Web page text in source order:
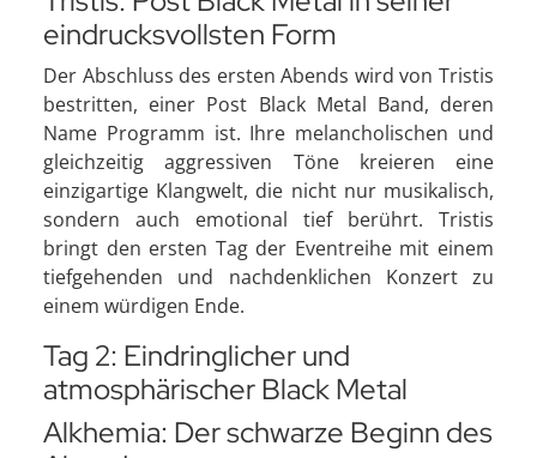
eindrucksvollsten Form
Der Abschluss des ersten Abends wird von Tristis
bestritten, einer Post Black Metal Band, deren
Name Programm ist. Ihre melancholischen und
gleichzeitig aggressiven Töne kreieren eine
einzigartige Klangwelt, die nicht nur musikalisch,
sondern auch emotional tief berührt. Tristis
bringt den ersten Tag der Eventreihe mit einem
tiefgehenden und nachdenklichen Konzert zu
einem würdigen Ende.
Tag 2: Eindringlicher und
atmosphärischer Black Metal
Alkhemia: Der schwarze Beginn des